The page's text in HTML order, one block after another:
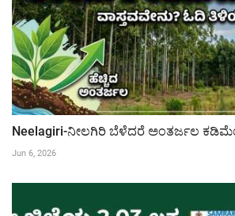
Neelagiri-ನೀಲಗಿರಿ ಬೆಳೆದರೆ ಅಂತರ್ಜಲ
Jun 6, 2026